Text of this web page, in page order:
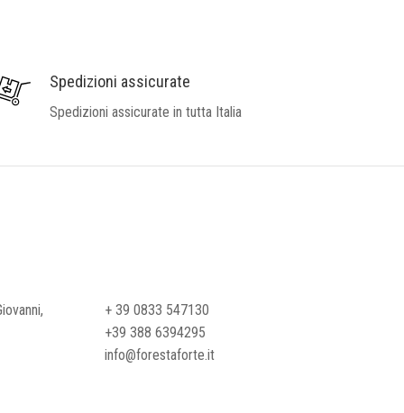
Spedizioni assicurate
Spedizioni assicurate in tutta Italia
+ 39 0833 547130
+39 388 6394295
info@forestaforte.it